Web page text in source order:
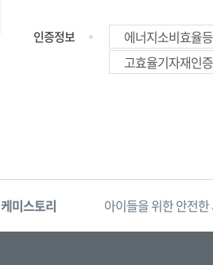
인증정보 에너지소비효율
고효율기자재인
케미스토리 아이들을 위한 안전한